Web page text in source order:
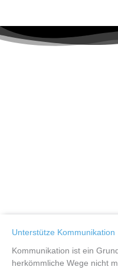
Unterstütze Kommunikation
Kommunikation ist ein
herkömmliche Wege nicht